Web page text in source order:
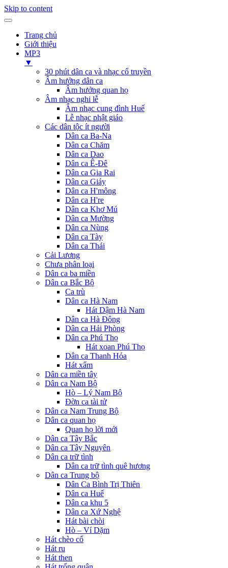
Skip to content
Trang chủ
Giới thiệu
MP3
▼
30 phút dân ca và nhạc cổ truyền
Âm hưởng dân ca
Âm hưởng quan họ
Âm nhạc nghi lễ
Âm nhạc cung đình Huế
Lễ nhạc phật giáo
Các dân tộc ít người
Dân ca Ba-Na
Dân ca Chăm
Dân ca Dao
Dân ca Ê-Đê
Dân ca Gia Rai
Dân ca Giáy
Dân ca H'mông
Dân ca H're
Dân ca Khơ Mú
Dân ca Mường
Dân ca Nùng
Dân ca Tày
Dân ca Thái
Cải Lương
Chưa phân loại
Dân ca ba miền
Dân ca Bắc Bộ
Ca trù
Dân ca Hà Nam
Hát Dậm Hà Nam
Dân ca Hà Đông
Dân ca Hải Phòng
Dân ca Phú Thọ
Hát xoan Phú Thọ
Dân ca Thanh Hóa
Hát xẩm
Dân ca miền tây
Dân ca Nam Bộ
Hò – Lý Nam Bộ
Đờn ca tài tử
Dân ca Nam Trung Bộ
Dân ca quan họ
Quan họ lời mới
Dân ca Tây Bắc
Dân ca Tây Nguyên
Dân ca trữ tình
Dân ca trữ tình quê hương
Dân ca Trung bộ
Dân Ca Bình Trị Thiên
Dân ca Huế
Dân ca khu 5
Dân ca Xứ Nghệ
Hát bài chòi
Hò – Ví Dặm
Hát chèo cổ
Hát ru
Hát then